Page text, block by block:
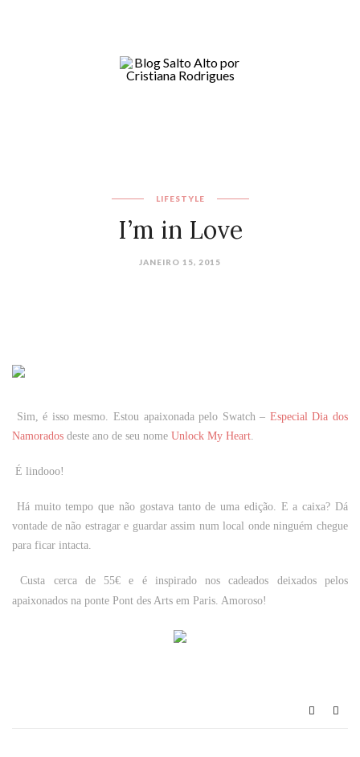
LIFESTYLE
I’m in Love
JANEIRO 15, 2015
Sim, é isso mesmo. Estou apaixonada pelo Swatch – Especial Dia dos
Namorados deste ano de seu nome Unlock My Heart.
É lindooo!
Há muito tempo que não gostava tanto de uma edição. E a caixa? Dá
vontade de não estragar e guardar assim num local onde ninguém chegue
para ficar intacta.
Custa cerca de 55€ e é inspirado nos cadeados deixados pelos
apaixonados na ponte Pont des Arts em Paris. Amoroso!